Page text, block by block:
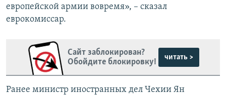
европейской армии вовремя», – сказал
еврокомиссар.
Сайт заблокирован?
Обойдите блокировку!
читать >
Ранее министр иностранных дел Чехии Ян